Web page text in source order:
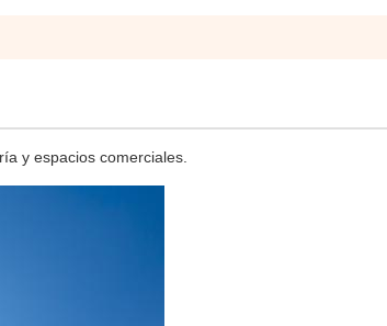
y espacios comerciales.